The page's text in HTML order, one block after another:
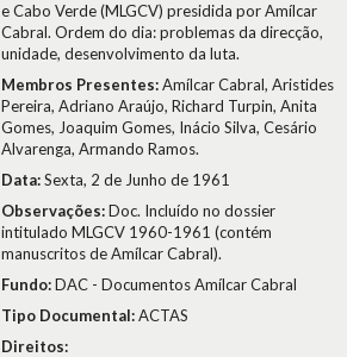
e Cabo Verde (MLGCV) presidida por Amílcar
Cabral. Ordem do dia: problemas da direcção,
unidade, desenvolvimento da luta.
Membros Presentes:Amílcar Cabral, Aristides
Pereira, Adriano Araújo, Richard Turpin, Anita
Gomes, Joaquim Gomes, Inácio Silva, Cesário
Alvarenga, Armando Ramos.
Data:Sexta, 2 de Junho de 1961
Observações:Doc. Incluído no dossier
intitulado MLGCV 1960-1961 (contém
manuscritos de Amílcar Cabral).
Fundo:DAC - Documentos Amílcar Cabral
Tipo Documental:ACTAS
Direitos: